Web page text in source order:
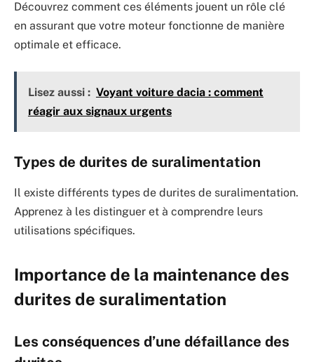
Découvrez comment ces éléments jouent un rôle clé
en assurant que votre moteur fonctionne de manière
optimale et efficace.
Lisez aussi : Voyant voiture dacia : comment
réagir aux signaux urgents
Types de durites de suralimentation
Il existe différents types de durites de suralimentation.
Apprenez à les distinguer et à comprendre leurs
utilisations spécifiques.
Importance de la maintenance des
durites de suralimentation
Les conséquences d’une défaillance des